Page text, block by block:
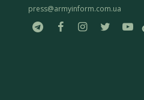
press@armyinform.com.ua